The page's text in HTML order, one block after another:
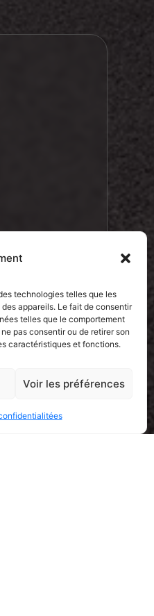
technologies telles que les
appareils. Le fait de consentir
telles que le comportement
pas consentir ou de retirer son
caractéristiques et fonctions.
Voir les préférences